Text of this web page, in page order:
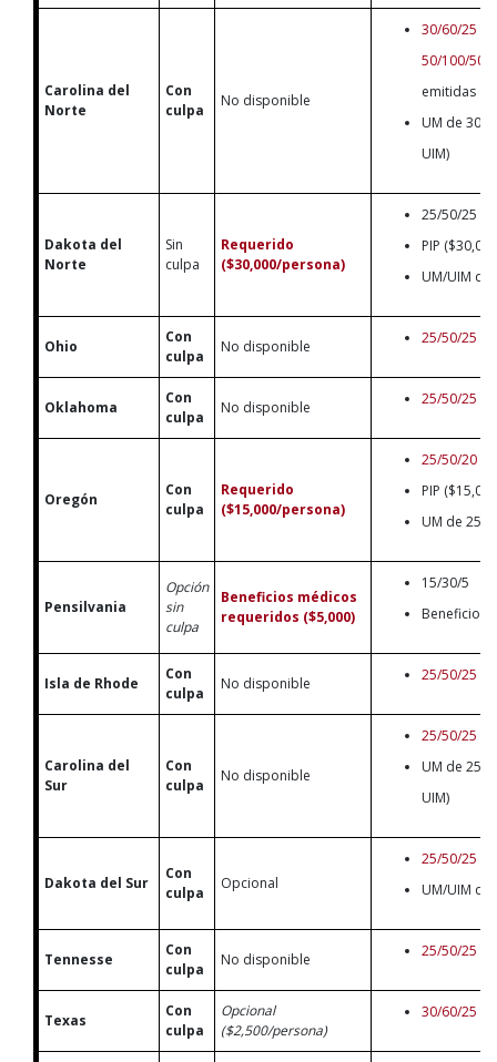
Carolina del
Norte
Con
culpa
No disponible
30/60/25
50/100/50
emitidas en
UM de 30/
UIM)
Dakota del
Norte
Sin
culpa
Requerido
($30,000/persona)
25/50/25
PIP
UM/UIM de
Ohio
Con
culpa
No disponible 25/50/25
Oklahoma
Con
culpa
No disponible 25/50/25
Oregón
Con
culpa
Requerido
($15,000/persona)
25/50/20
PIP
UM de 25/
Pensilvania
Opción
sin
culpa
Beneficios médicos
requeridos ($5,000)
15/30/5
Beneficios
Isla de Rhode
Con
culpa
No disponible 25/50/25
Carolina del
Sur
Con
culpa
No disponible
25/50/25
UM de 25/
UIM)
Dakota del Sur
Con
culpa
Opcional
25/50/25
UM/UIM de
Tennesse
Con
culpa
No disponible 25/50/25
Texas
Con
culpa
Opcional
($2,500/persona)
30/60/25